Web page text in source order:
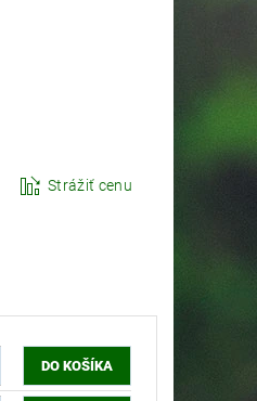
Strážiť cenu